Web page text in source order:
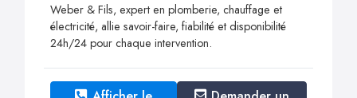
Weber & Fils, expert en plomberie, chauffage et
électricité, allie savoir-faire, fiabilité et disponibilité
24h/24 pour chaque intervention.